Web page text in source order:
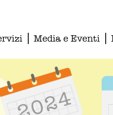
Media e Eventi